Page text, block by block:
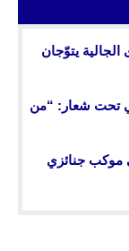
يتوّجان
تحت شعار: “من
موكب جنائزي